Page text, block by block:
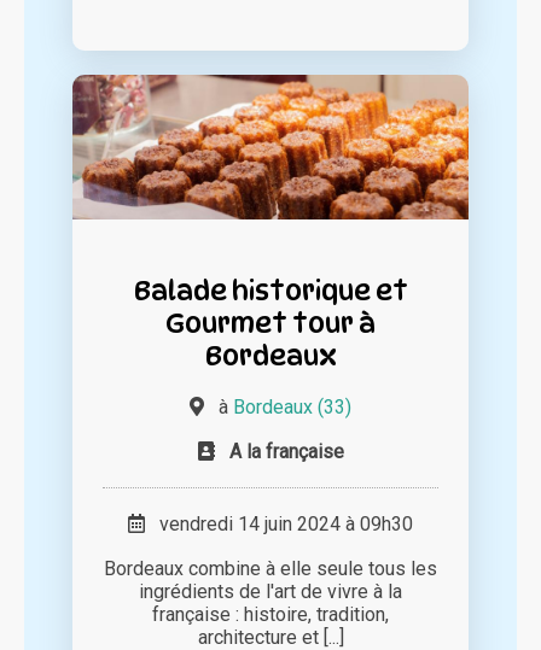
Balade historique et
Gourmet tour à
Bordeaux
à Bordeaux (33)
A la française
vendredi 14 juin 2024 à 09h30
Bordeaux combine à elle seule tous les
ingrédients de l'art de vivre à la
française : histoire, tradition,
architecture et [...]